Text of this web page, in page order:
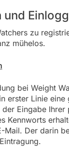
und
zu
mühelos.
bei Weight
erster Linie
Eingabe Ihrer
Kennworts
Mail. Der darin